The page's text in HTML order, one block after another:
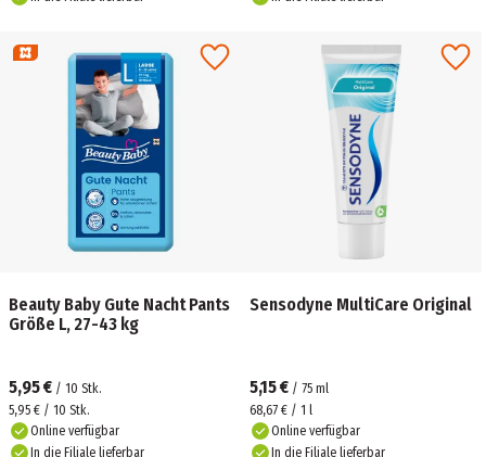
Beauty Baby Gute Nacht Pants
Größe L, 27-43 kg
5,95 € / 10 Stk.
5,95 € / 10 Stk.
Online verfügbar
In die Filiale lieferbar
Sensodyne MultiCare Original
5,15 € / 75 ml
68,67 € / 1 l
Online verfügbar
In die Filiale lieferbar